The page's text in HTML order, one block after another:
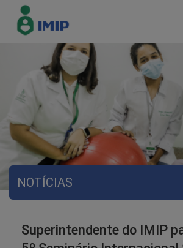
NOTÍCIAS
Superintendente do IMIP